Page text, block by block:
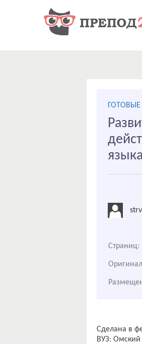
языка
Страниц:
Сделана в
ВУЗ: Омский